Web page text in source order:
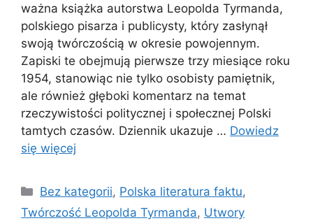
ważna książka autorstwa Leopolda Tyrmanda,
polskiego pisarza i publicysty, który zasłynął
swoją twórczością w okresie powojennym.
Zapiski te obejmują pierwsze trzy miesiące roku
1954, stanowiąc nie tylko osobisty pamiętnik,
ale również głęboki komentarz na temat
rzeczywistości politycznej i społecznej Polski
tamtych czasów. Dziennik ukazuje … Dowiedz
się więcej
Kategorie
Bez kategorii, Polska literatura faktu,
Twórczość Leopolda Tyrmanda, Utwory